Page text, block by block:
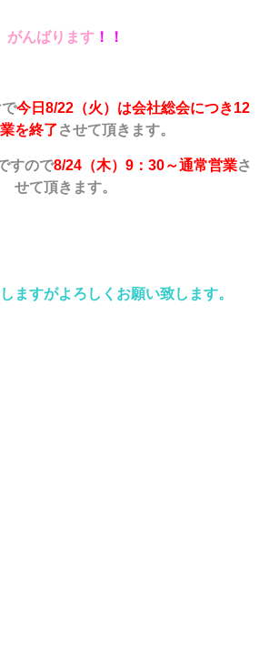
がんばります ！！
今日 8/22（火）は会社総会につき12
を終了させて頂きます。
すので8/24（木）9：30～通常営業さ
せて頂きます。
ますがよろしくお願い致します。